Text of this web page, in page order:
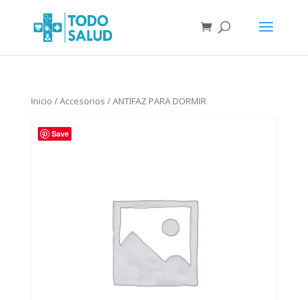
Inicio /Accesorios / ANTIFAZ PARA DORMIR
Save